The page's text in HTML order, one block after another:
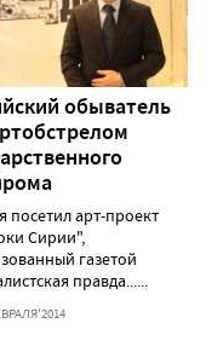
обыватель
посетил арт-проект
Сирии",
газетой
правда......